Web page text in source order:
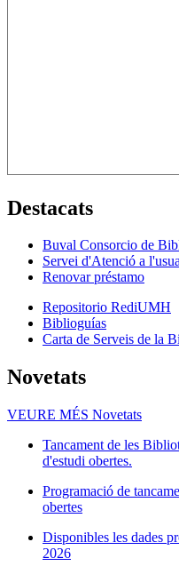
Destacats
Buval Consorcio de
Servei d'Atenció a
Renovar préstamo
Repositorio RediUMH
Biblioguías
Carta de Serveis de la
Novetats
VEURE MÉS Novetats
Tancament de les
d'estudi obertes.
Programació de
obertes
Disponibles les dades
2026